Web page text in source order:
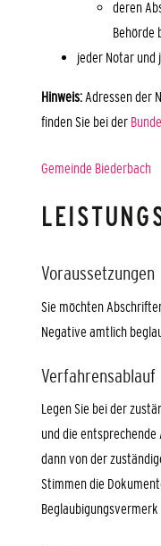
deren
Behörde
jeder Notar und
Hinweis: Adressen der
finden Sie bei der
Gemeinde Biederbach
Voraussetzungen
Sie möchten
Negative amtlich
Verfahrensablauf
Legen Sie bei der
und die entsprechende
dann von der
Stimmen die
Beglaubigungsvermerk